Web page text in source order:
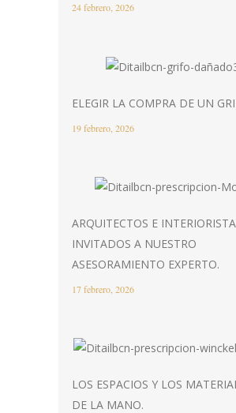
24 febrero, 2026
ELEGIR LA COMPRA DE UN
19 febrero, 2026
ARQUITECTOS E
INVITADOS A NUESTRO
ASESORAMIENTO EXPERTO.
17 febrero, 2026
LOS ESPACIOS Y LOS
DE LA MANO.